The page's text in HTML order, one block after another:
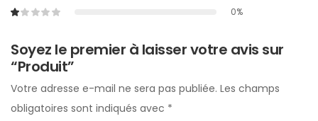
0%
Soyez le premier à laisser votre avis sur
“Produit”
Votre adresse e-mail ne sera pas publiée. Les champs
obligatoires sont indiqués avec *